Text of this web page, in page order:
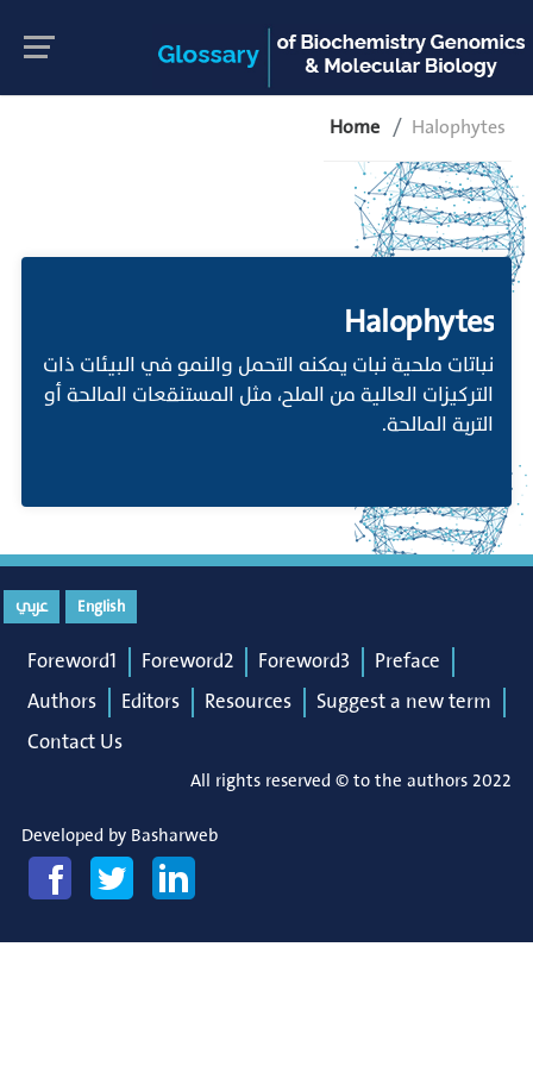
Home Halophytes
Halophytes
نباتات ملحية نبات يمكنه التحمل والنمو في البيئات ذات
التركيزات العالية من الملح، مثل المستنقعات المالحة أو
التربة المالحة.
English عربي
Foreword1 Foreword2 Foreword3
Preface
Authors
Editors Resources
Suggest a new term
Contact Us
All rights reserved © to the authors 2022
Developed by Basharweb